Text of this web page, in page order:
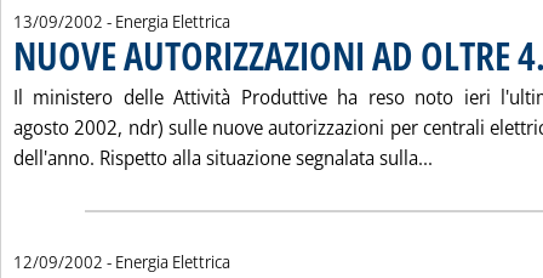
13/09/2002 - Energia Elettrica
NUOVE AUTORIZZAZIONI AD OLTRE
Il ministero delle Attività Produttive ha reso noto ieri
agosto 2002, ndr) sulle nuove autorizzazioni per centrali
dell'anno. Rispetto alla situazione segnalata sulla...
12/09/2002 - Energia Elettrica